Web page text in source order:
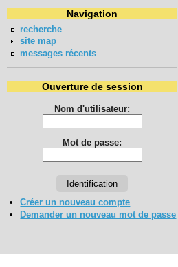
Navigation
recherche
site map
messages récents
Ouverture de session
Nom d'utilisateur:
Mot de passe:
Créer un nouveau compte
Demander un nouveau mot de passe